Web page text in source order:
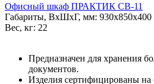
Офисный шкаф ПРАКТИК СВ-11
Габариты, ВxШxГ, мм: 930x850x400
Вес, кг: 22
Предназначен для хранения
документов.
Изделия сертифицированы на